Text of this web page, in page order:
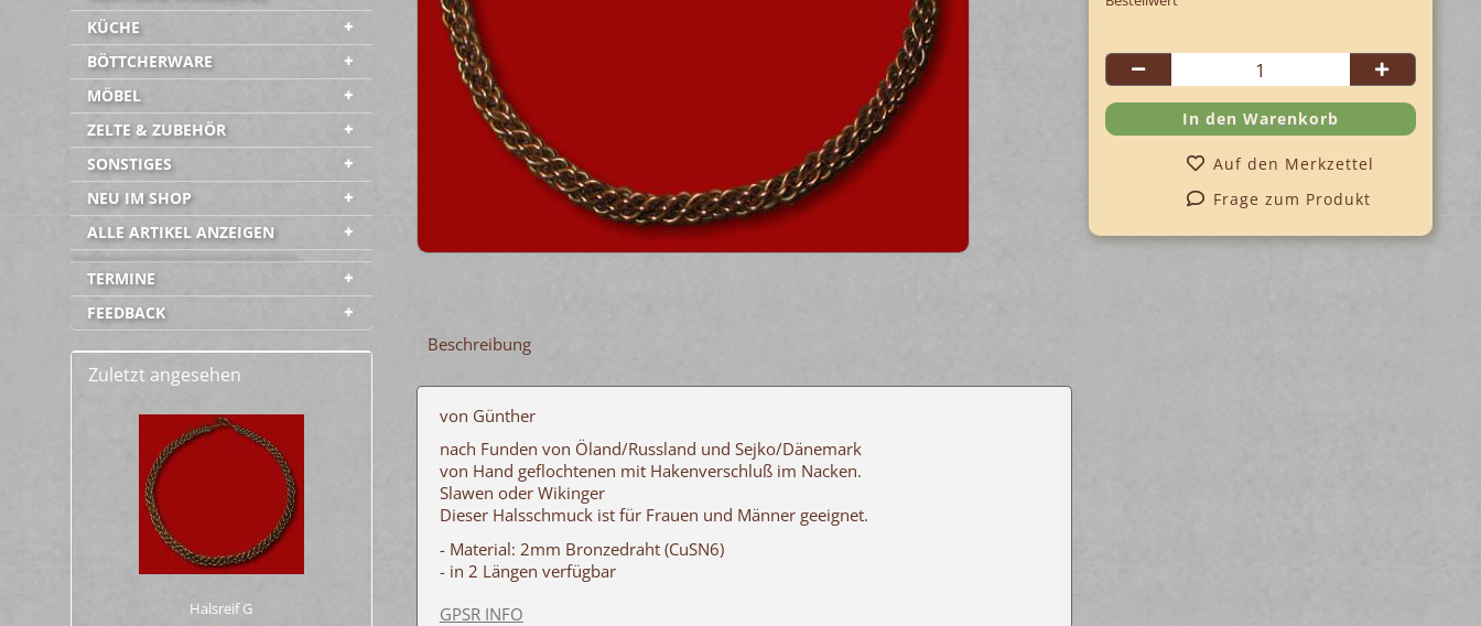
Auf den Merkzettel
Frage zum Produkt
Beschreibung
von Günther
nach Funden von Öland/Russland und Sejko/Dänemark
von Hand geflochtenen mit Hakenverschluß im Nacken.
Slawen oder Wikinger
Dieser Halsschmuck ist für Frauen und Männer geeignet.
- Material: 2mm Bronzedraht (CuSN6)
- in 2 Längen verfügbar
GPSR INFO
KÜCHE
BÖTTCHERWARE
MÖBEL
ZELTE & ZUBEHÖR
SONSTIGES
NEU IM SHOP
ALLE ARTIKEL ANZEIGEN
-----------------------------------------
TERMINE
FEEDBACK
Zuletzt angesehen
Hals­reif G